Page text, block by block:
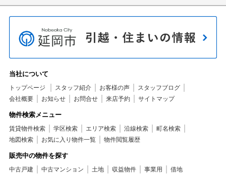
当社について
トップページ スタッフ紹介 お客様の声
スタッフブログ
会社概要
お知らせ お問合せ 来店予約 サイトマップ
物件検索メニュー
賃貸物件検索 学区検索 エリア検索 沿線検索
町名検索
地図検索
お気に入り物件一覧 物件閲覧履歴
販売中の物件を探す
中古戸建 中古マンション 土地 収益物件 事業用 借地